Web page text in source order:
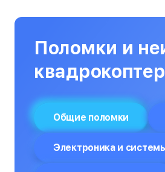
Оптические прицелы
Компьютеры
Пароварки
Поломки и
Общие поломки
Электроника и